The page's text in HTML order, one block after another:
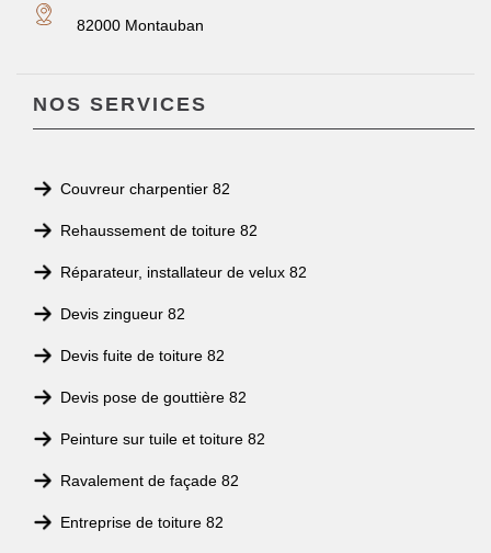
82000 Montauban
NOS SERVICES
Couvreur charpentier 82
Rehaussement de toiture 82
Réparateur, installateur de velux 82
Devis zingueur 82
Devis fuite de toiture 82
Devis pose de gouttière 82
Peinture sur tuile et toiture 82
Ravalement de façade 82
Entreprise de toiture 82